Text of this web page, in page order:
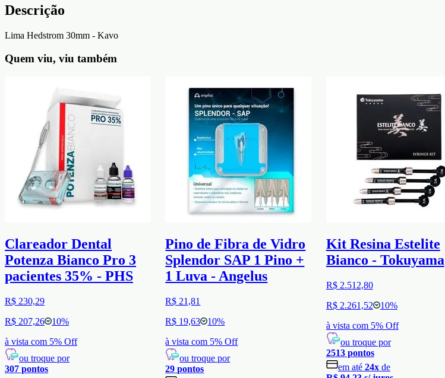
Descrição
Lima Hedstrom 30mm - Kavo
Quem viu, viu também
Clareador Dental
Potenza Bianco Pro 3
pacientes 35% - PHS
R$ 230,29
R$ 207,26
10%
à vista com 5% Off
ou troque por
307 pontos
Pino de Fibra de Vidro
Splendor SAP 1 Pino +
1 Luva - Angelus
R$ 21,81
R$ 19,63
10%
à vista com 5% Off
ou troque por
29 pontos
Kit Resina Estelite
Bianco - Tokuyama
R$ 2.512,80
R$ 2.261,52
10%
à vista com 5% Off
ou troque por
2513pontos
em até 24x de